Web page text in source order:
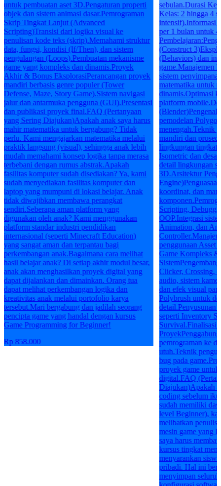
untuk pembuatan aset 3D.Pengaturan properti
objek dan sistem animasi dasar.Pemrograman
Skrip Tingkat Lanjut (Advanced
Scripting)Transisi dari logika visual ke
penulisan kode teks (skrip).Memahami struktur
data, fungsi, kondisi (If/Then), dan sistem
pengulangan (Loops).Pembuatan mekanisme
game yang kompleks dan dinamis.Proyek
Akhir & Bonus EksplorasiPerancangan proyek
mandiri berbasis genre populer (Tower
Defense, Maze, Story Game).Sistem navigasi
jalur dan antarmuka pengguna (GUI).Presentasi
dan publikasi proyek final.FAQ (Pertanyaan
yang Sering Diajukan)Apakah anak saya harus
mahir matematika untuk bergabung? Tidak
perlu. Kami mengajarkan matematika melalui
praktik langsung (visual), sehingga anak lebih
mudah memahami konsep logika tanpa merasa
terbebani dengan rumus abstrak.Apakah
fasilitas komputer sudah disediakan? Ya, kami
sudah menyediakan fasilitas komputer dan
laptop yang mumpuni di lokasi belajar. Anak
tidak diwajibkan membawa perangkat
sendiri.Seberapa aman platform yang
digunakan oleh anak? Kami menggunakan
platform standar industri pendidikan
internasional (seperti Minecraft Education)
yang sangat aman dan terpantau bagi
perkembangan anak.Bagaimana cara melihat
hasil belajar anak? Di setiap akhir modul besar,
anak akan menghasilkan proyek digital yang
dapat dijalankan dan dimainkan. Orang tua
dapat melihat perkembangan logika dan
kreativitas anak melalui portofolio karya
tersebut.Mari bergabung dan jadilah seorang
pencipta game yang handal dengan kursus
Game Programming for Beginner!
Rp 858.000
sebulan.Durasi
Kelas: 2 hingga 4
intensif).Informasi
per 1 bulan untuk
(Construct
(Behaviors) dan
game.Manajemen
sistem
matematika untuk
dinamis.Optimasi
platform
pemodelan
menengah.Teknik
mandiri dan
lingkungan tingkat
Isometric dan
detail lingkungan
3D.Arsitektur
koordinat, dan
Scripting,
OOP.Integrasi
Animation, dan
penggunaan Asset
Game Kompleks &
Clicker, Crossing,
audio, sistem
dan efek visual
Polybrush untuk
detail.Penyusunan
seperti Inventory
Survival.Finalisasi
pemrograman ke
utuh.Teknik
bug pada
proyek game
digital.FAQ
Diajukan)Apakah
coding sebelum
sudah memiliki
level Beginner),
melibatkan
mesin game yang
saya harus
kursus tingkat
menyarankan
pribadi. Hal ini
menyimpan